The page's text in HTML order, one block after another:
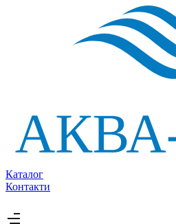
Каталог
Контакти